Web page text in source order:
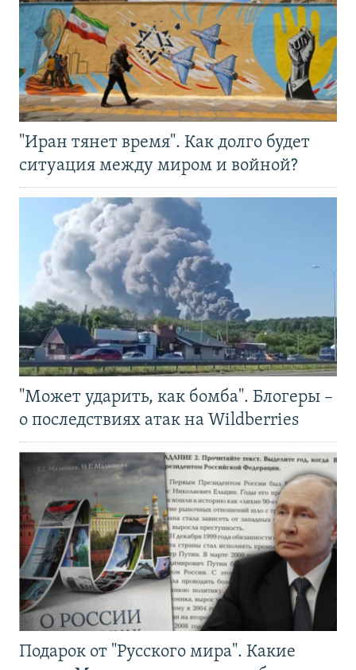
"Иран тянет время". Как долго будет
ситуация между миром и войной?
"Может ударить, как бомба". Блогеры –
о последствиях атак на Wildberries
Подарок от "Русского мира". Какие